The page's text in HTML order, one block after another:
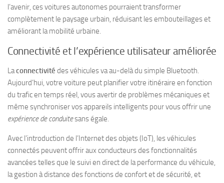
l’avenir, ces voitures autonomes pourraient transformer
complètement le paysage urbain, réduisant les embouteillages et
améliorant la mobilité urbaine.
Connectivité et l’expérience utilisateur améliorée
Laconnectivité des véhicules va au-delà du simple Bluetooth.
Aujourd’hui, votre voiture peut planifier votre itinéraire en fonction
du trafic en temps réel, vous avertir de problèmes mécaniques et
même synchroniser vos appareils intelligents pour vous offrir une
expérience de conduitesans égale.
Avec l’introduction de l’Internet des objets (IoT), les véhicules
connectés peuvent offrir aux conducteurs des fonctionnalités
avancées telles que le suivi en direct de la performance du véhicule,
la gestion à distance des fonctions de confort et de sécurité, et